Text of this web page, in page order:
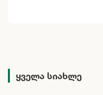
ყველა სიახლე